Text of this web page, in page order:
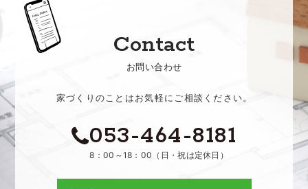
Contact
お問い合わせ
家づくりのことはお気軽にご相談ください。
053-464-8181
8：00～18：00（日・祝は定休日）